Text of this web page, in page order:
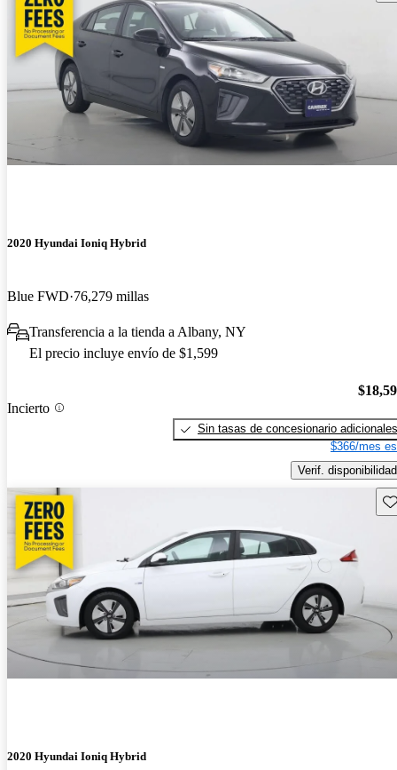
2020 Hyundai Ioniq Hybrid
Blue FWD 76,279 millas
Transferencia a la tienda a Albany, NY
El precio incluye envío de $1,599
Incierto
Sin tasas de concesionario adicionales
$366/mes
Verif. disponibilidad
2020 Hyundai Ioniq Hybrid